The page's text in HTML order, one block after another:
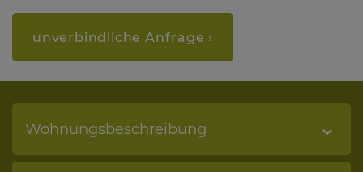
unverbindliche Anfrage ›
Wohnungsbeschreibung